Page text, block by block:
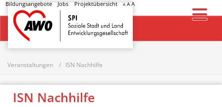
Bildungsangebote Jobs Projektübersicht A AA
Startseite
Veranstaltungen ISN Nachhilfe
ISN Nachhilfe